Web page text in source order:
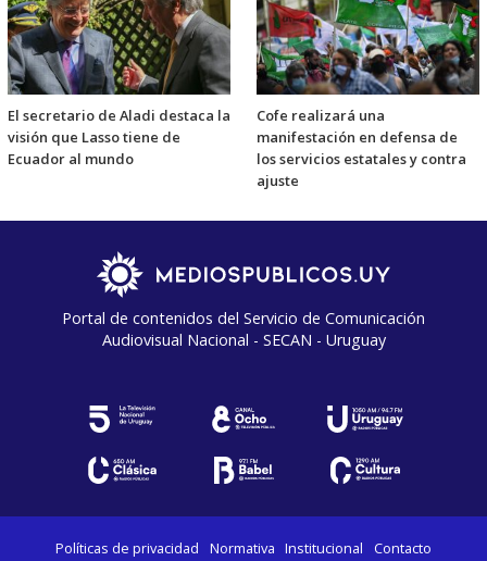
El secretario de Aladi destaca la
visión que Lasso tiene de
Ecuador al mundo
Cofe realizará una
manifestación en defensa de
los servicios estatales y contra
ajuste
Portal de contenidos del Servicio de Comunicación
Audiovisual Nacional - SECAN - Uruguay
Políticas de privacidad Normativa Institucional Contacto